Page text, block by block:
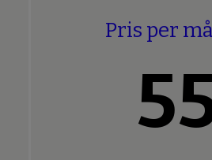
Pris per